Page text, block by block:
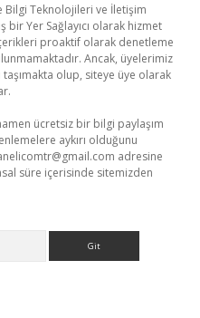
Bilgi Teknolojileri ve İletişim
bir Yer Sağlayıcı olarak hizmet
proaktif olarak denetleme
Ancak, üyelerimiz
olup, siteye üye olarak
ücretsiz bir bilgi paylaşım
aykırı olduğunu
adresine
süre içerisinde sitemizden